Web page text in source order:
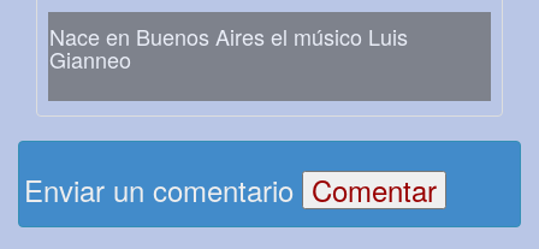
Nace en Buenos Aires el músico Luis
Gianneo
Enviar un comentario